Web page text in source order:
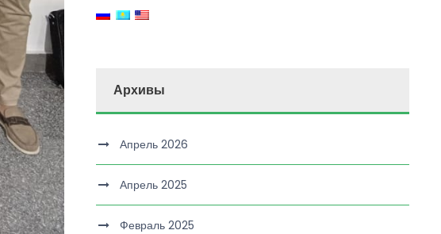
Архивы
Апрель 2026
Апрель 2025
Февраль 2025